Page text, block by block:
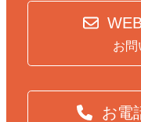
お問
お電